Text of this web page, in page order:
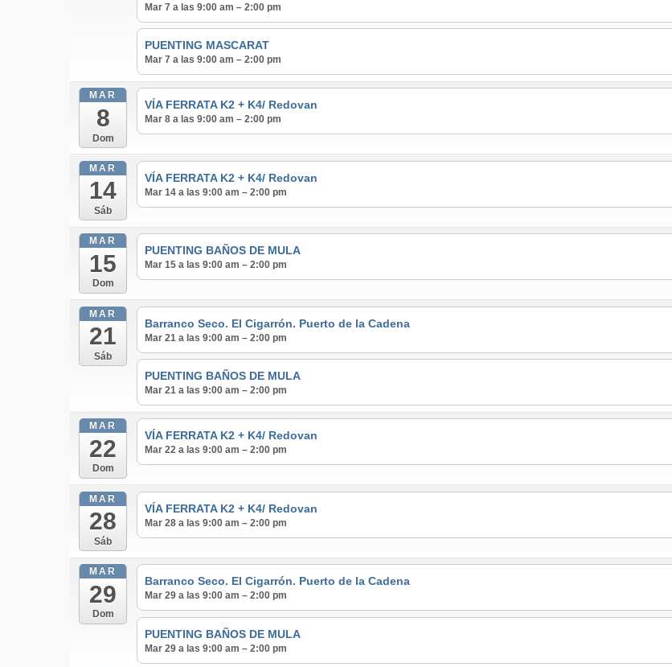
Mar 7 a las 9:00 am – 2:00 pm
PUENTING MASCARAT
Mar 7 a las 9:00 am – 2:00 pm
MAR
8
Dom
VÍA FERRATA K2 + K4/ Redovan
Mar 8 a las 9:00 am – 2:00 pm
MAR
14
Sáb
VÍA FERRATA K2 + K4/ Redovan
Mar 14 a las 9:00 am – 2:00 pm
MAR
15
Dom
PUENTING BAÑOS DE MULA
Mar 15 a las 9:00 am – 2:00 pm
MAR
21
Sáb
Barranco Seco. El Cigarrón. Puerto de la Cadena
Mar 21 a las 9:00 am – 2:00 pm
PUENTING BAÑOS DE MULA
Mar 21 a las 9:00 am – 2:00 pm
MAR
22
Dom
VÍA FERRATA K2 + K4/ Redovan
Mar 22 a las 9:00 am – 2:00 pm
MAR
28
Sáb
VÍA FERRATA K2 + K4/ Redovan
Mar 28 a las 9:00 am – 2:00 pm
MAR
29
Dom
Barranco Seco. El Cigarrón. Puerto de la Cadena
Mar 29 a las 9:00 am – 2:00 pm
PUENTING BAÑOS DE MULA
Mar 29 a las 9:00 am – 2:00 pm